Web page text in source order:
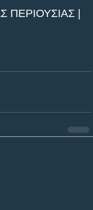
ΠΕΡΙΟΥΣΙΑΣ |